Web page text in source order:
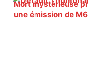
Mort mystérieuse
une émission de